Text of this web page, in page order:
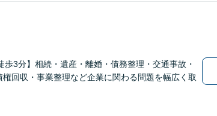
3分】相続・遺産・離婚・債務整理・交通事故・
回収・事業整理など企業に関わる問題を幅広く取